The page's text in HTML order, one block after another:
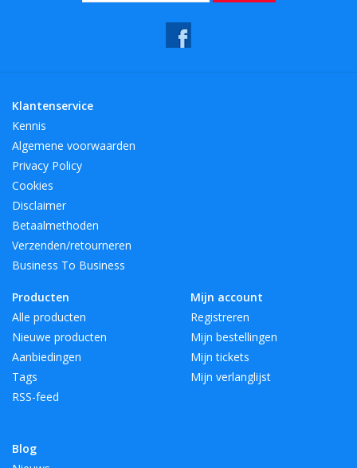
Klantenservice
Kennis
Algemene voorwaarden
Privacy Policy
Cookies
Disclaimer
Betaalmethoden
Verzenden/retourneren
Business To Business
Producten
Alle producten
Nieuwe producten
Aanbiedingen
Tags
RSS-feed
Blog
Mijn account
Registreren
Mijn bestellingen
Mijn tickets
Mijn verlanglijst